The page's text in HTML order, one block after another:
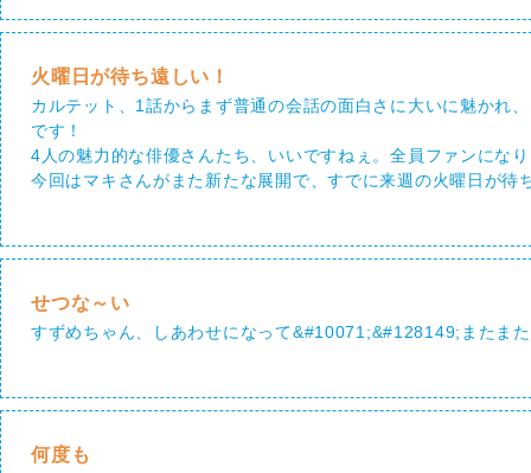
火曜日が待ち遠しい！
カルテット、1話からまず普通の会話の面白さに大いに魅かれ
です！
4人の魅力的な俳優さんたち、いいですねぇ。全員ファンにな
今回はマキさんがまた新たな展開で、すでに来週の火曜日が待
せつな～い
すずめちゃん、しあわせになって&#10071;&#128149;またま
何度も